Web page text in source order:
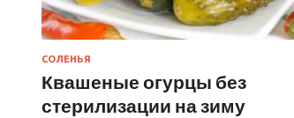
СОЛЕНЬЯ
Квашеные огурцы без
стерилизации на зиму